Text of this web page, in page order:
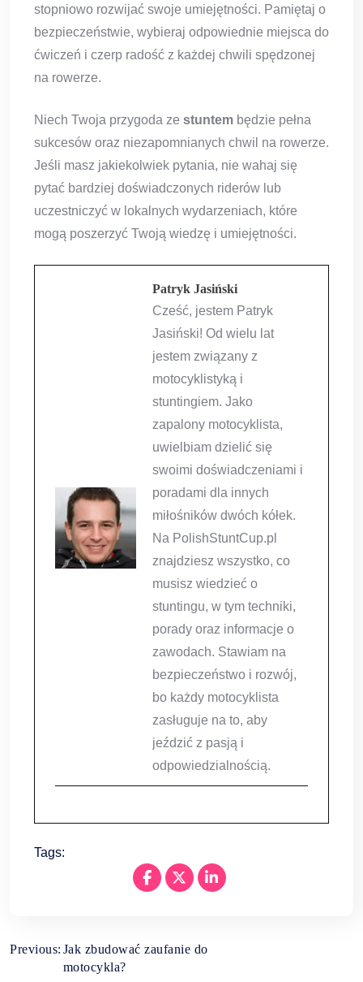
stopniowo rozwijać swoje umiejętności. Pamiętaj o
bezpieczeństwie, wybieraj odpowiednie miejsca do
ćwiczeń i czerp radość z każdej chwili spędzonej
na rowerze.
Niech Twoja przygoda ze stuntem będzie pełna
sukcesów oraz niezapomnianych chwil na rowerze.
Jeśli masz jakiekolwiek pytania, nie wahaj się
pytać bardziej doświadczonych riderów lub
uczestniczyć w lokalnych wydarzeniach, które
mogą poszerzyć Twoją wiedzę i umiejętności.
Patryk Jasiński
Cześć, jestem Patryk
Jasiński! Od wielu lat
jestem związany z
motocyklistyką i
stuntingiem. Jako
zapalony motocyklista,
uwielbiam dzielić się
swoimi doświadczeniami i
poradami dla innych
miłośników dwóch kółek.
Na PolishStuntCup.pl
znajdziesz wszystko, co
musisz wiedzieć o
stuntingu, w tym techniki,
porady oraz informacje o
zawodach. Stawiam na
bezpieczeństwo i rozwój,
bo każdy motocyklista
zasługuje na to, aby
jeździć z pasją i
odpowiedzialnością.
Tags:
Nawigacja
wpisu
Previous: Jak zbudować zaufanie do
motocykla?